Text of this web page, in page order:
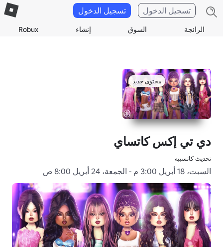
الرائجة السوق إنشاء Robux
تسجيل الدخول تسجيل الدخول
محتوى جديد
دي تي إكس كاتساي
تحديث كاتسييه
السبت، 18 أبريل 3:00 م - الجمعة، 24 أبريل 8:00 ص